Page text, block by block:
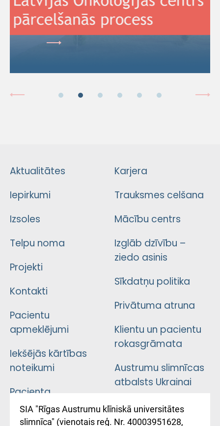
Aktualitātes
Iepirkumi
Izsoles
Telpu noma
Projekti
Kontakti
Pacientu
apmeklējumi
Iekšējās kārtības
noteikumi
Pacienta
atsauksmju/sūdzību
iesniegšanas
Karjera
Trauksmes celšana
Mācību centrs
Izglāb dzīvību –
ziedo asinis
Sīkdatņu politika
Privātuma atruna
Klientu un pacientu
rokasgrāmata
Austrumu slimnīcas
atbalsts Ukrainai
Підтримка Східної
лікарні та співпраця з
SIA "Rīgas Austrumu klīniskā universitātes
slimnīca" (vienotais reģ. Nr. 40003951628,